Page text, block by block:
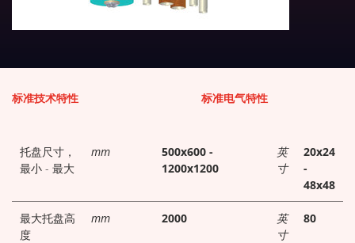
下载技术表
标准技术特性 标准电气特性
托盘尺寸，
最小 - 最大
mm
500x600 -
1200x1200
英
寸
20x24
-
48x48
最大托盘高
度
mm 2000
英
寸
80